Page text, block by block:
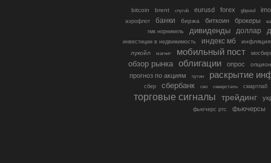
bitcoin brent cnyrub eurusd forex gbpusd
аэрофлот банки биржа биткоин брокеры
гмк норникель
дивиденды доллар
инвестиции в недвижимость индекс мб
инфляция
лукойл
магнит мобильный пост
обзор рынка облигации опрос
прогноз по акциям путин раскрытие
сбер сбербанк сво северсталь смартлаб
торговые сигналы трейдинг
фьючерс ртс фьючерсы